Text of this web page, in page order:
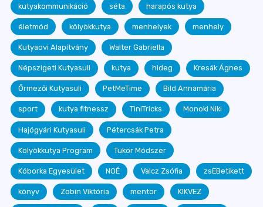
kutyakommunikáció séta harapós kutya
életmód kölyökkutya menhelyek menhely
Kutyaovi Alapítvány Walter Gabriella
Népszigeti Kutyasuli kutya hideg Kresák Ágnes
Őrmezői Kutyasuli PetMeTime Bild Annamária
sport kutya fitnessz TiniTricks Monoki Niki
Hajógyári Kutyasuli Pétercsák Petra
Kölyökkutya Program Tükör Módszer
Kóborka Egyesület NOÉ Valcz Zsófia zsEBetikett
könyv Zobin Viktória mentor KIKVEZ